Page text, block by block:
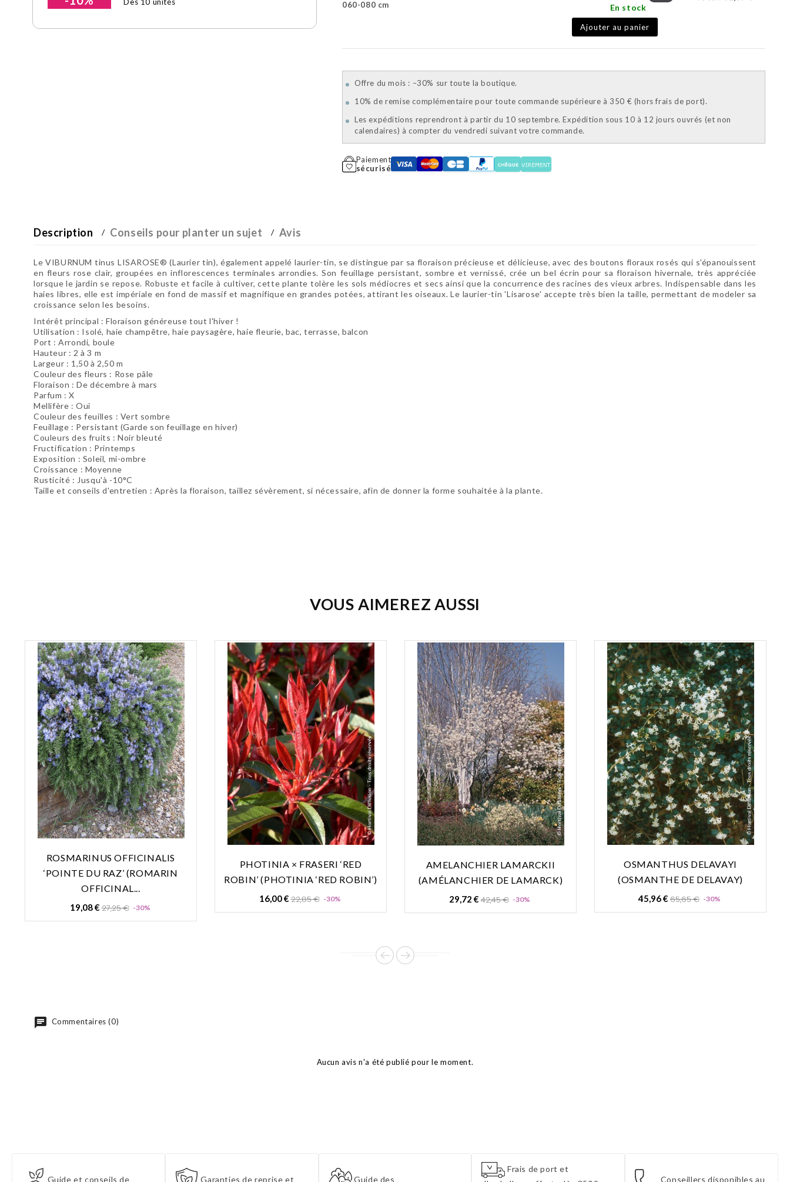
060-080 cm
En stock
Ajouter au panier
Offre du mois : –30% sur toute la boutique.
10% de remise complémentaire pour toute commande supérieure à 350 € (hors frais de port).
Les expéditions reprendront à partir du 10 septembre. Expédition sous 10 à 12 jours ouvrés (et non
calendaires) à compter du vendredi suivant votre commande.
Paiement
sécurisé
Description Conseils pour planter un sujet Avis
Le VIBURNUM tinus LISAROSE® (Laurier tin), également appelé laurier-tin, se distingue par sa floraison précieuse et délicieuse, avec des boutons floraux rosés qui s'épanouissent
en fleurs rose clair, groupées en inflorescences terminales arrondies. Son feuillage persistant, sombre et vernissé, crée un bel écrin pour sa floraison hivernale, très appréciée
lorsque le jardin se repose. Robuste et facile à cultiver, cette plante tolère les sols médiocres et secs ainsi que la concurrence des racines des vieux arbres. Indispensable dans les
haies libres, elle est impériale en fond de massif et magnifique en grandes potées, attirant les oiseaux. Le laurier-tin 'Lisarose' accepte très bien la taille, permettant de modeler sa
croissance selon les besoins.
Intérêt principal : Floraison généreuse tout l'hiver !
Utilisation : Isolé, haie champêtre, haie paysagère, haie fleurie, bac, terrasse, balcon
Port : Arrondi, boule
Hauteur : 2 à 3 m
Largeur : 1,50 à 2,50 m
Couleur des fleurs : Rose pâle
Floraison : De décembre à mars
Parfum : X
Mellifère : Oui
Couleur des feuilles : Vert sombre
Feuillage : Persistant (Garde son feuillage en hiver)
Couleurs des fruits : Noir bleuté
Fructification : Printemps
Exposition : Soleil, mi-ombre
Croissance : Moyenne
Rusticité : Jusqu'à -10°C
Taille et conseils d'entretien : Après la floraison, taillez sévèrement, si nécessaire, afin de donner la forme souhaitée à la plante.
VOUS AIMEREZ AUSSI
ROSMARINUS OFFICINALIS
‘POINTE DU RAZ’ (ROMARIN
OFFICINAL...
19,08 €Prix
27,25 € -30%
PHOTINIA × FRASERI ‘RED
ROBIN’ (PHOTINIA ‘RED ROBIN’)
16,00 €Prix
22,85 € -30%
AMELANCHIER LAMARCKII
(AMÉLANCHIER DE LAMARCK)
29,72 € Prix
42,45 € -30%
OSMANTHUS DELAVAYI
(OSMANTHE DE DELAVAY)
45,96 € Prix
65,65 € -30%
Commentaires (0)
Aucun avis n'a été publié pour le moment.
Guide et conseils de Garanties de reprise et Guide des
Frais de port et
Conseillers disponibles au